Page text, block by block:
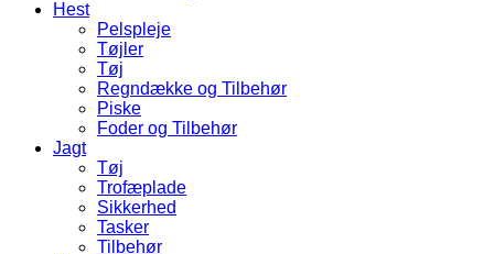
Hest
Pelspleje
Tøjler
Tøj
Regndække og Tilbehør
Piske
Foder og Tilbehør
Jagt
Tøj
Trofæplade
Sikkerhed
Tasker
Tilbehør